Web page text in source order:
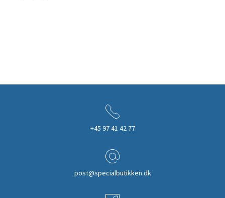
+45 97 41 42 77
post@specialbutikken.dk